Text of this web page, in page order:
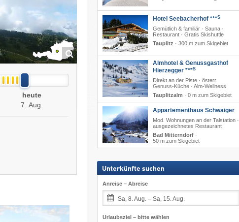
heute
7. Aug.
Hotel Seebacherhof ***S
Gemütlich & familiär · Sauna ·
Restaurant · Gratis Skishuttle
Tauplitz · 300 m zum Skigebiet
Almhotel & Genussgasthof
Hierzegger ***S
Direkt an der Piste · österr.
Genuss-Küche · Alm-Wellness
Tauplitzalm · 0 m zum Skigebiet
Appartementhaus Schwaiger
Mod. Wohnungen an der Talstation ·
ausgezeichnetes Restaurant
Bad Mitterndorf·
50 m zum Skigebiet
Unterkünfte suchen
Anreise – Abreise
Sa, 8. Aug. – Sa, 15. Aug.
Urlaubsziel – bitte wählen